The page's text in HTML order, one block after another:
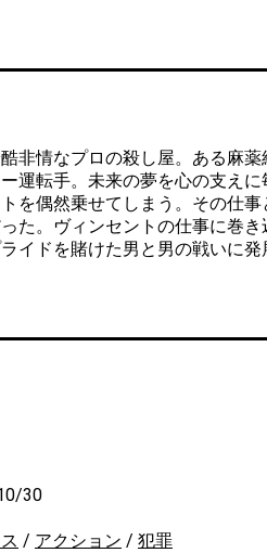
非情なプロの殺し屋。ある麻
運転手。未来の夢を心の支え
を偶然乗せてしまう。その仕
た。ヴィンセントの仕事に巻
イドを賭けた男と男の戦いに発
30
/ アクション / 犯罪